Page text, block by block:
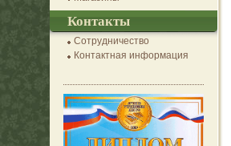
Контакты
Сотрудничество
Контактная информация